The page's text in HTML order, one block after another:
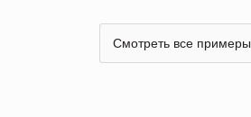
Смотреть все примеры